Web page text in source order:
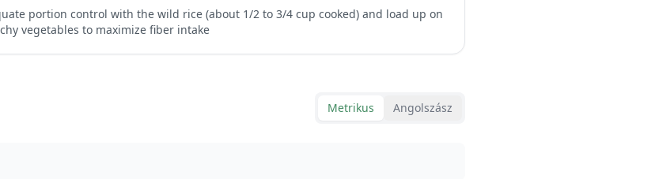
portion control with the wild rice (about 1/2 to 3/4 cup cooked) and load up on
vegetables to maximize fiber intake
Metrikus Angolszász